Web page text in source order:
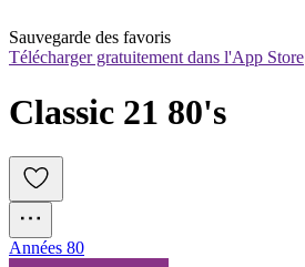
Sauvegarde des favoris
Télécharger gratuitement dans l'App Store
Classic 21 80's
Années 80